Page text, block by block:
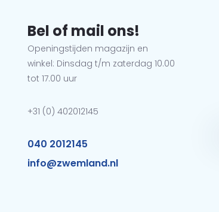
Bel of mail ons!
Openingstijden magazijn en
winkel: Dinsdag t/m zaterdag 10.00
tot 17.00 uur
+31 (0) 402012145
040 2012145
info@zwemland.nl